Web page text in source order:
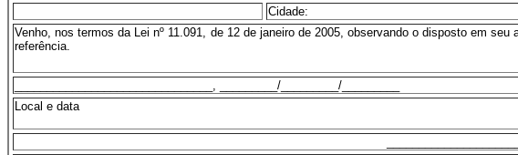
Cidade:
Venho, nos termos da Lei nº 11.091, de 12 de janeiro de 2005, observando o disposto em
referência.
_______________________________, _________/_________/_________
Local e data